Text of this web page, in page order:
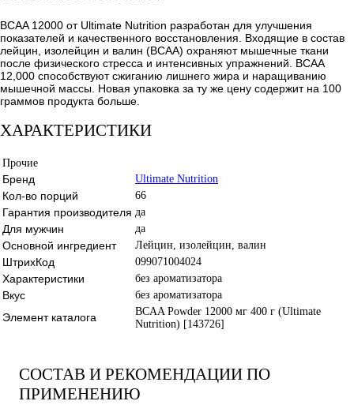
BCAA 12000 от Ultimate Nutrition разработан для улучшения
показателей и качественного восстановления. Входящие в состав
лейцин, изолейцин и валин (BCAA) охраняют мышечные ткани
после физического стресса и интенсивных упражнений. BCAA
12,000 способствуют сжиганию лишнего жира и наращиванию
мышечной массы. Новая упаковка за ту же цену содержит на 100
граммов продукта больше.
ХАРАКТЕРИСТИКИ
Прочие
Бренд Ultimate Nutrition
Кол-во порций 66
Гарантия производителя да
Для мужчин да
Основной ингредиент Лейцин, изолейцин, валин
ШтрихКод 099071004024
Характеристики без ароматизатора
Вкус без ароматизатора
Элемент каталога
BCAA Powder 12000 мг 400 г (Ultimate
Nutrition) [143726]
СОСТАВ И РЕКОМЕНДАЦИИ ПО
ПРИМЕНЕНИЮ